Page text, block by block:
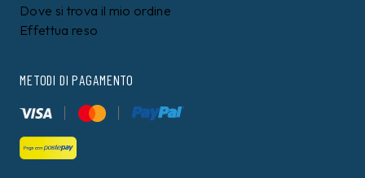
Dove si trova il mio ordine
Effettua reso
METODI DI PAGAMENTO